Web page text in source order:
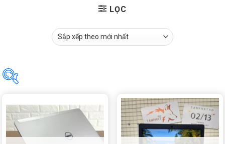
LỌC
Tìm theo giá
Price:2,950,000₫—5,950,000₫